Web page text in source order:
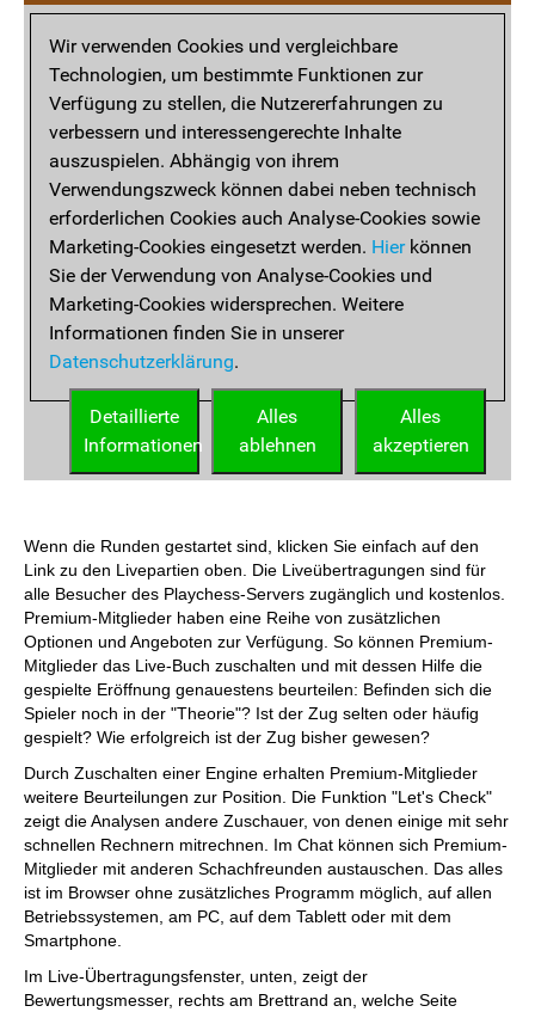
Wenn die Runden gestartet sind, klicken Sie einfach auf den
Link zu den Livepartien oben. Die Liveübertragungen sind für
alle Besucher des Playchess-Servers zugänglich und kostenlos.
Premium-Mitglieder haben eine Reihe von zusätzlichen
Optionen und Angeboten zur Verfügung. So können Premium-
Mitglieder das Live-Buch zuschalten und mit dessen Hilfe die
gespielte Eröffnung genauestens beurteilen: Befinden sich die
Spieler noch in der "Theorie"? Ist der Zug selten oder häufig
gespielt? Wie erfolgreich ist der Zug bisher gewesen?
Durch Zuschalten einer Engine erhalten Premium-Mitglieder
weitere Beurteilungen zur Position. Die Funktion "Let's Check"
zeigt die Analysen andere Zuschauer, von denen einige mit sehr
schnellen Rechnern mitrechnen. Im Chat können sich Premium-
Mitglieder mit anderen Schachfreunden austauschen. Das alles
ist im Browser ohne zusätzliches Programm möglich, auf allen
Betriebssystemen, am PC, auf dem Tablett oder mit dem
Smartphone.
Im Live-Übertragungsfenster, unten, zeigt der
Bewertungsmesser, rechts am Brettrand an, welche Seite